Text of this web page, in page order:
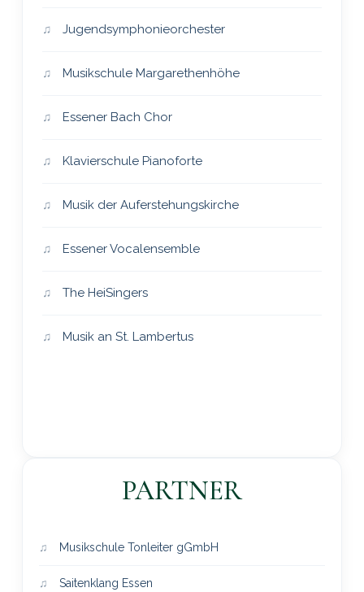
Jugendsymphonieorchester
Musikschule Margarethenhöhe
Essener Bach Chor
Klavierschule Pianoforte
Musik der Auferstehungskirche
Essener Vocalensemble
The HeiSingers
Musik an St. Lambertus
PARTNER
Musikschule Tonleiter gGmbH
Saitenklang Essen